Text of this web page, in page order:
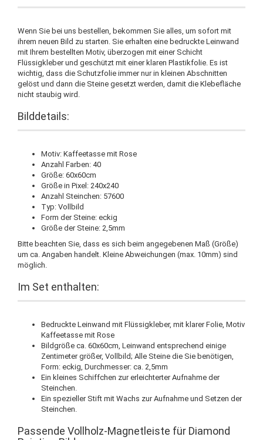
Wenn Sie bei uns bestellen, bekommen Sie alles, um sofort mit
ihrem neuen Bild zu starten. Sie erhalten eine bedruckte Leinwand
mit Ihrem bestellten Motiv, überzogen mit einer Schicht
Flüssigkleber und geschützt mit einer klaren Plastikfolie. Es ist
wichtig, dass die Schutzfolie immer nur in kleinen Abschnitten
gelöst und dann die Steine gesetzt werden, damit die Klebefläche
nicht staubig wird.
Bilddetails:
Motiv: Kaffeetasse mit Rose
Anzahl Farben: 40
Größe: 60x60cm
Größe in Pixel: 240x240
Anzahl Steinchen: 57600
Typ: Vollbild
Form der Steine: eckig
Größe der Steine: 2,5mm
Bitte beachten Sie, dass es sich beim angegebenen Maß (Größe)
um ca. Angaben handelt. Kleine Abweichungen (max. 10mm) sind
möglich.
Im Set enthalten:
Bedruckte Leinwand mit Flüssigkleber, mit klarer Folie, Motiv
Kaffeetasse mit Rose
Bildgröße ca. 60x60cm, Leinwand entsprechend einige
Zentimeter größer, Vollbild; Alle Steine die Sie benötigen,
Form: eckig, Durchmesser: ca. 2,5mm
Ein kleines Schiffchen zur erleichterter Aufnahme der
Steinchen.
Ein spezieller Stift mit Wachs zur Aufnahme und Setzen der
Steinchen.
Passende Vollholz-Magnetleiste für Diamond